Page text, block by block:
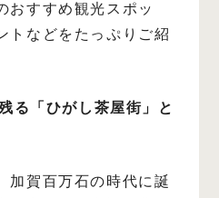
おすすめ観光スポッ
トなどをたっぷりご紹
る「ひがし茶屋街」と
加賀百万石の時代に誕